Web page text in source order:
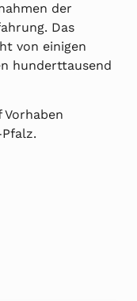
der
Das
von einigen
hunderttausend